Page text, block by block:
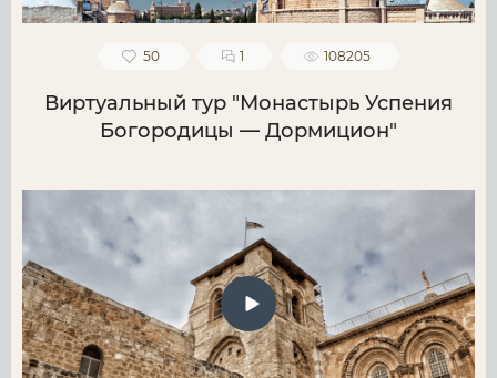
50 1 108205
Виртуальный тур "Монастырь Успения
Богородицы — Дормицион"